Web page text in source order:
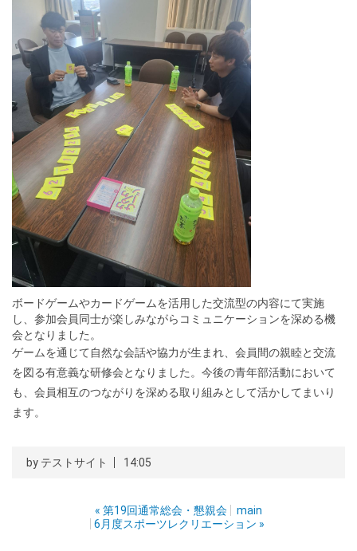
ボードゲームやカードゲームを活用した交流型の内容にて実施
し、参加会員同士が楽しみながらコミュニケーションを深める機
会となりました。
ゲームを通じて自然な会話や協力が生まれ、会員間の親睦と交流
を図る有意義な研修会となりました。今後の青年部活動において
も、会員相互のつながりを深める取り組みとして活かしてまいり
ます。
by テストサイト 14:05
« 第19回通常総会・懇親会
main
6月度スポーツレクリエーション »